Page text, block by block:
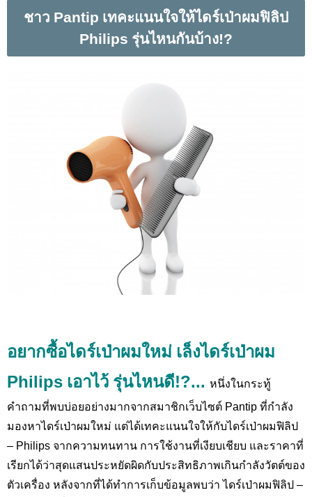
ชาว Pantip เทคะแนนใจให้ไดร์เป่าผมฟิลิป
Philips รุ่นไหนกันบ้าง!?
อยากซื้อไดร์เป่าผมใหม่ เล็งไดร์เป่าผม
Philips เอาไว้ รุ่นไหนดี!?... หนึ่งในกระทู้
คำถามที่พบบ่อยอย่างมากจากสมาชิกเว็บไซต์ Pantip ที่กำลัง
มองหาไดร์เป่าผมใหม่ แต่ได้เทคะแนนใจให้กับไดร์เป่าผมฟิลิป
– Philips จากความทนทาน การใช้งานที่เงียบเชียบ และราคาที่
เรียกได้ว่าสุดแสนประหยัดผิดกับประสิทธิภาพเกินกำลังวัตต์ของ
ตัวเครื่อง หลังจากที่ได้ทำการเก็บข้อมูลพบว่า ไดร์เป่าผมฟิลิป –